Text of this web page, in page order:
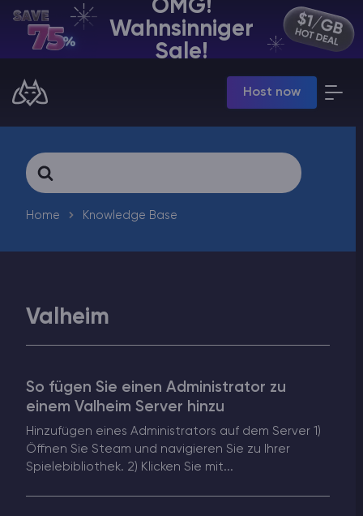
OMG!
Wahnsinniger
Sale!
Host now
DE | USD
Manage your servers & payments
VPS Panel
Manage VPS server
Affiliate panel
Manage affiliates
Minecraft Server Mieten
ARK Server Mieten
Vintage Story
Spiele
Search
For
Home Knowledge Base
Valheim
So fügen Sie einen Administrator zu
einem Valheim Server hinzu
Hinzufügen eines Administrators auf dem Server 1)
Öffnen Sie Steam und navigieren Sie zu Ihrer
Spielebibliothek. 2) Klicken Sie mit...